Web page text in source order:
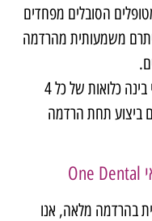
הסובלים מפחדים
משמעותית מהרדמה
כלואות
של כל 4
ביצוע תחת הרדמה
One Dental
בהרדמה מלאה, אנו